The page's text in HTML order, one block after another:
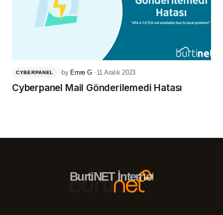
CYBERPANEL by Emre G 11 Aralık 2023
Cyberpanel Mail Gönderilemedi Hatası
BurtiNET İnternet Hizmetleri –